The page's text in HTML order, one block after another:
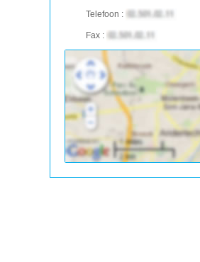
Telefoon :
Fax :